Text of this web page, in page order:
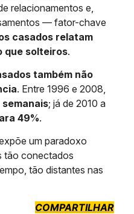
relacionamentos e,
— fator-chave
casados relatam
que solteiros.
também não
. Entre 1996 e 2008,
; já de 2010 a
49%.
um paradoxo
tão conectados
tão distantes nas
COMPARTILHAR